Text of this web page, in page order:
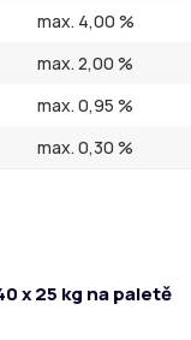
max. 4,00 %
max. 2,00 %
max. 0,95 %
max. 0,30 %
x 25 kg na paletě